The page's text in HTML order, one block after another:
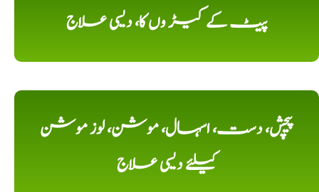
پیٹ کے کیڑ وں کا، دیسی علاج
پیچش، دست، اسہال، موشن، لوز موشن
کیلئے دیسی علاج